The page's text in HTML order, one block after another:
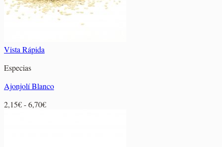
Vista Rápida
Especias
Ajonjolí Blanco
2,15€-6,70€Rango